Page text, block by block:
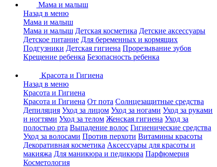
Мама и малыш
Назад в меню
Мама и малыш
Мама и малыш Детская косметика Детские аксессуары
Детское питание Для беременных и кормящих
Подгузники Детская гигиена Прорезывание зубов
Крещение ребенка Безопасность ребенка
Красота и Гигиена
Назад в меню
Красота и Гигиена
Красота и Гигиена От пота Солнцезащитные средства
Депиляция Уход за лицом Уход за ногами Уход за руками
и ногтями Уход за телом Женская гигиена Уход за
полостью рта Выпадение волос Гигиенические средства
Уход за волосами Против перхоти Витамины красоты
Декоративная косметика Аксессуары для красоты и
макияжа Для маникюра и педикюра Парфюмерия
Косметология